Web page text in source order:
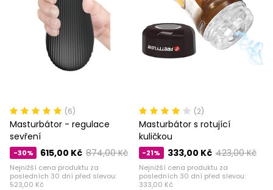
(6)
Masturbátor - regulace
sevření
-30% 874,00 Kč
615,00 Kč
Nejnižší cena produktu za
posledních 30 dní před slevou:
523,00 Kč
(2)
Masturbátor s rotující
kuličkou
-21% 423,00 Kč
333,00 Kč
Nejnižší cena produktu za
posledních 30 dní před slevou:
333,00 Kč